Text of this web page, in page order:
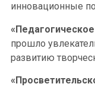
инновационные
прошло
развитию